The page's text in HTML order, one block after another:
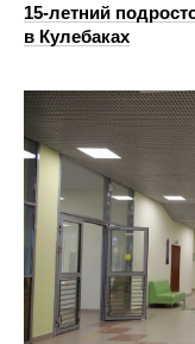
15-летний
в Кулебаках